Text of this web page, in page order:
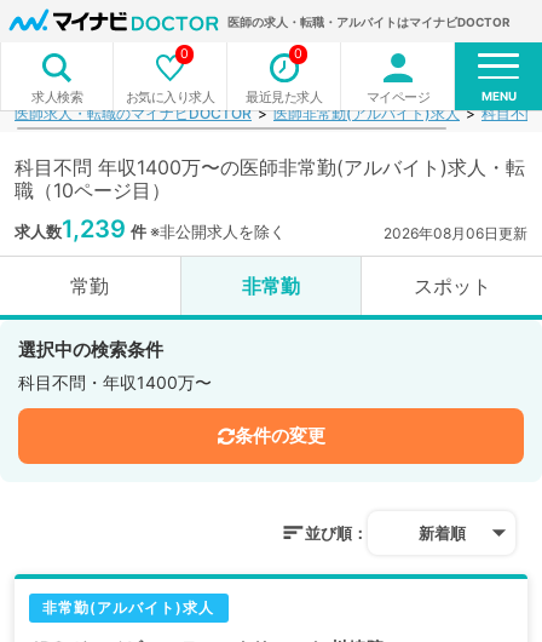
医師の求人・転職・アルバイトはマイナビDOCTOR
求人検索 お気に入り求人
0
最近見た求人
0
マイページ MENU
医師求人・転職のマイナビDOCTOR 医師非常勤(アルバイト)求人 科目不問
科目不問 年収1400万〜の医師非常勤(アルバイト)求人・転
職（10ページ目）
求人数1,239 件※非公開求人を除く 2026年08月06日更新
常勤 非常勤 スポット
選択中の検索条件
科目不問・年収1400万〜
条件の変更
並び順： 新着順
非常勤(アルバイト)求人